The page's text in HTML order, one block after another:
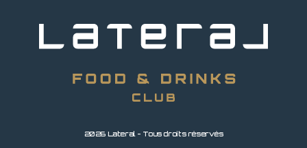
2026 Lateral - Tous droits réservés